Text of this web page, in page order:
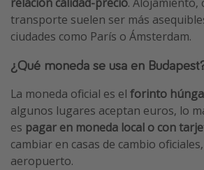
transporte suelen ser más
ciudades como París o Ámsterdam.
¿Qué moneda se usa en
La moneda oficial es el forinto
algunos lugares aceptan euros, lo
es pagar en moneda local o con
cambiar en casas de cambio
aeropuerto.